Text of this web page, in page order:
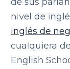
nivel de
inglés de
cualquiera
English